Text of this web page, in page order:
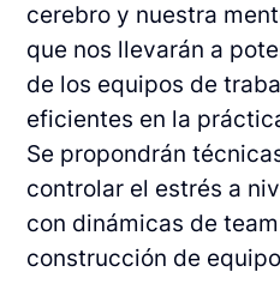
cerebro y nuestra
que nos llevarán a
de los equipos de
eficientes en la
Se propondrán
controlar el estrés a
con dinámicas de
construcción de